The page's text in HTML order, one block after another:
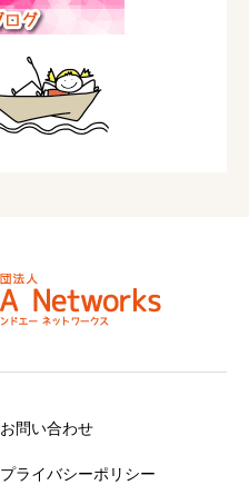
お問い合わせ
プライバシーポリシー